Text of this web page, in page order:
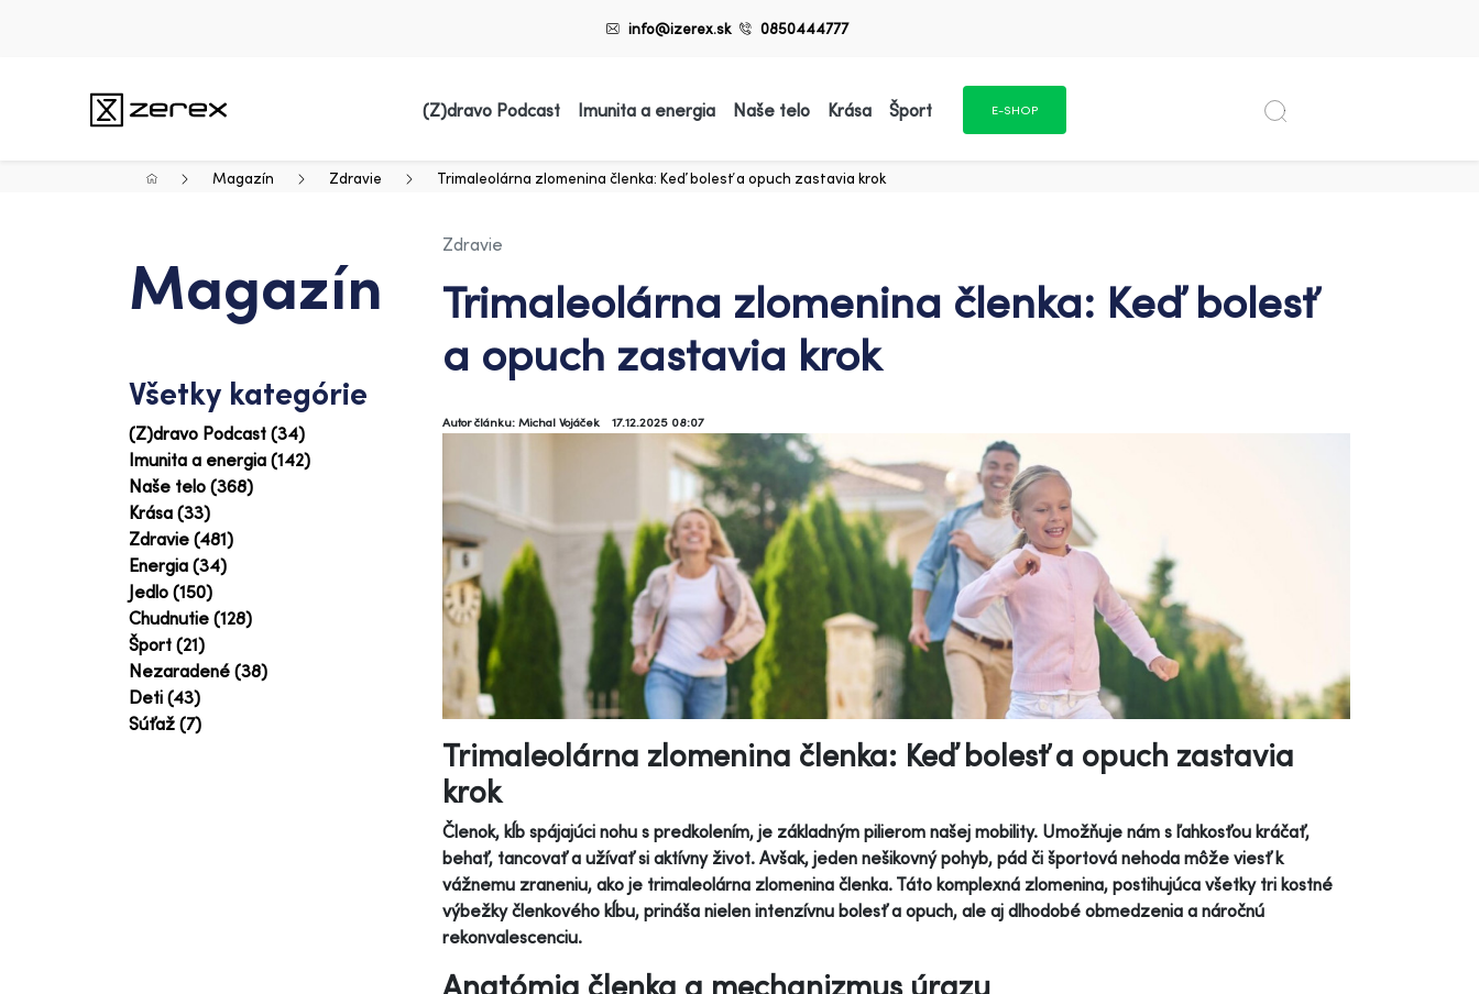
info@izerex.sk 0850444777
(Z)dravo Podcast Imunita a energia Naše telo Krása Šport E-SHOP
Magazín Zdravie Trimaleolárna zlomenina členka: Keď bolesť a opuch zastavia krok
Magazín
Všetky kategórie
(Z)dravo Podcast (34)
Imunita a energia (142)
Naše telo (368)
Krása (33)
Zdravie (481)
Energia (34)
Jedlo (150)
Chudnutie (128)
Šport (21)
Nezaradené (38)
Deti (43)
Súťaž (7)
Zdravie
Trimaleolárna zlomenina členka: Keď bolesť
a opuch zastavia krok
Autor článku: Michal Vojáček 17.12.2025 08:07
Trimaleolárna zlomenina členka: Keď bolesť a opuch zastavia
krok
Členok, kĺb spájajúci nohu s predkolením, je základným pilierom našej mobility. Umožňuje nám s ľahkosťou kráčať,
behať, tancovať a užívať si aktívny život. Avšak, jeden nešikovný pohyb, pád či športová nehoda môže viesť k
vážnemu zraneniu, ako je trimaleolárna zlomenina členka. Táto komplexná zlomenina, postihujúca všetky tri kostné
výbežky členkového kĺbu, prináša nielen intenzívnu bolesť a opuch, ale aj dlhodobé obmedzenia a náročnú
rekonvalescenciu.
Anatómia členka a mechanizmus úrazu